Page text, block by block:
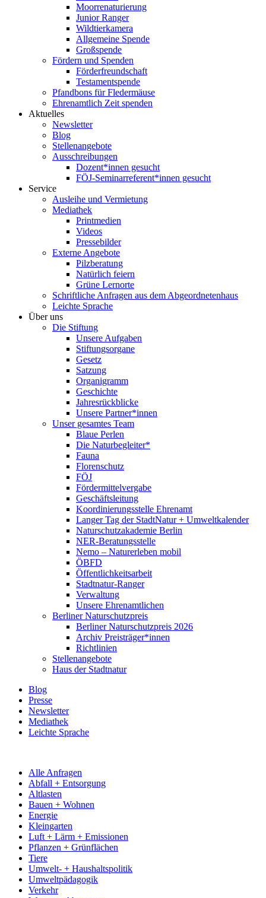
Moorrenaturierung
Junior Ranger
Wildtierkamera
Allgemeine Spende
Großspende
Fördern und Spenden
Förderfreundschaft
Testamentspende
Pfandbons für Fledermäuse
Ehrenamtlich Zeit spenden
Aktuelles
Newsletter
Blog
Stellenangebote
Ausschreibungen
Dozent*innen gesucht
FÖJ-Seminarreferent*innen gesucht
Service
Ausleihe und Vermietung
Mediathek
Printmedien
Videos
Pressebilder
Externe Angebote
Pilzberatung
Natürlich feiern
Grüne Lernorte
Schriftliche Anfragen aus dem Abgeordnetenhaus
Leichte Sprache
Über uns
Die Stiftung
Unsere Aufgaben
Stiftungsorgane
Gesetz
Satzung
Organigramm
Geschichte
Jahresrückblicke
Unsere Partner*innen
Unser gesamtes Team
Blaue Perlen
Die Naturbegleiter*
Fauna
Florenschutz
FÖJ
Fördermittelvergabe
Geschäftsleitung
Koordinierungsstelle Ehrenamt
Langer Tag der StadtNatur + Umweltkalender
Naturschutzakademie Berlin
NER-Beratungsstelle
Nemo – Naturerleben mobil
ÖBFD
Öffentlichkeitsarbeit
Stadtnatur-Ranger
Verwaltung
Unsere Ehrenamtlichen
Berliner Naturschutzpreis
Berliner Naturschutzpreis 2026
Archiv Preisträger*innen
Richtlinien
Stellenangebote
Haus der Stadtnatur
Blog
Presse
Newsletter
Mediathek
Leichte Sprache
Alle Anfragen
Abfall + Entsorgung
Altlasten
Bauen + Wohnen
Energie
Kleingarten
Luft + Lärm + Emissionen
Pflanzen + Grünflächen
Tiere
Umwelt- + Haushaltspolitik
Umweltpädagogik
Verkehr